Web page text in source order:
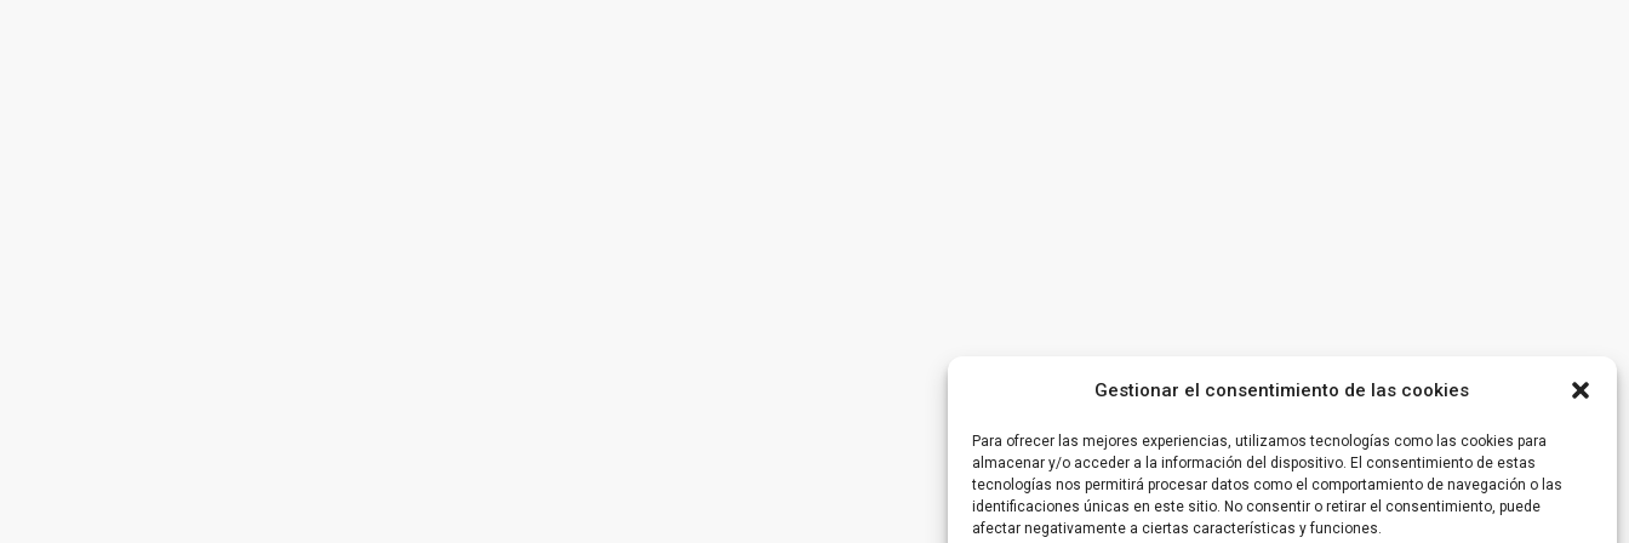
Gestionar el consentimiento de las cookies
Para ofrecer las mejores experiencias, utilizamos tecnologías como las cookies para
almacenar y/o acceder a la información del dispositivo. El consentimiento de estas
tecnologías nos permitirá procesar datos como el comportamiento de navegación o las
identificaciones únicas en este sitio. No consentir o retirar el consentimiento, puede
afectar negativamente a ciertas características y funciones.